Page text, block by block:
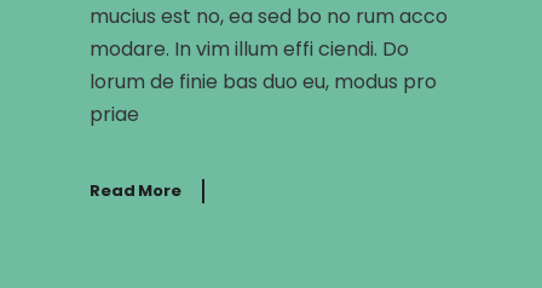
mucius est no, ea sed bo no rum acco
modare. In vim illum effi ciendi. Do
lorum de finie bas duo eu, modus pro
priae
Read More